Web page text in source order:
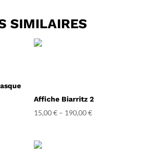
SIMILAIRES
Affiche Biarritz 2
15,00€ – 190,00€